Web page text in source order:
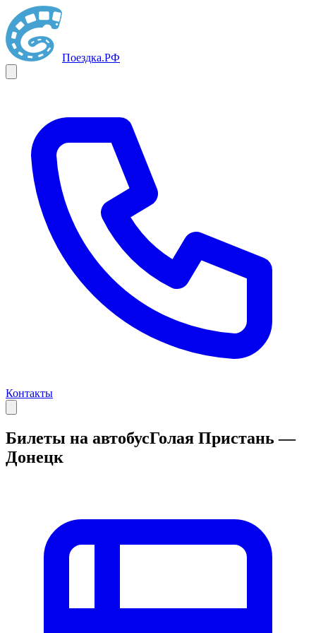
Поездка.РФ
Контакты
Билеты на автобусГолая Пристань —
Донецк